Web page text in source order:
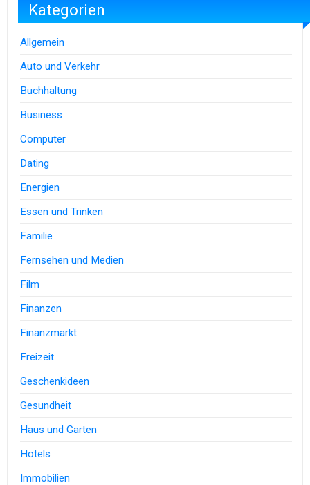
Kategorien
Allgemein
Auto und Verkehr
Buchhaltung
Business
Computer
Dating
Energien
Essen und Trinken
Familie
Fernsehen und Medien
Film
Finanzen
Finanzmarkt
Freizeit
Geschenkideen
Gesundheit
Haus und Garten
Hotels
Immobilien